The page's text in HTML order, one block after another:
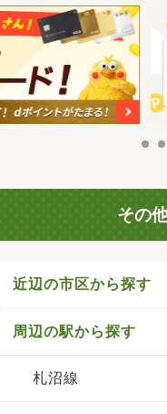
その
近辺の市区から探す
周辺の駅から探す
札沼線